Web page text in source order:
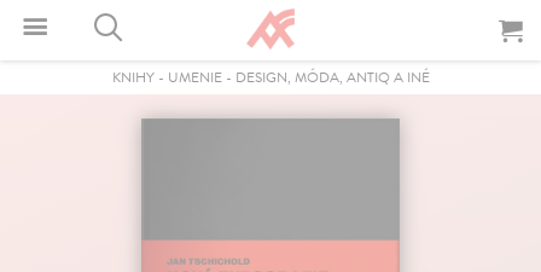
KNIHY- UMENIE- DESIGN, MÓDA, ANTIQ A INÉ